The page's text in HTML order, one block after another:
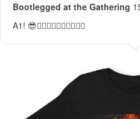
Bootlegged at the Gathering
A1! 😎👍🏻👍🏻👍🏻👍🏻👍🏻